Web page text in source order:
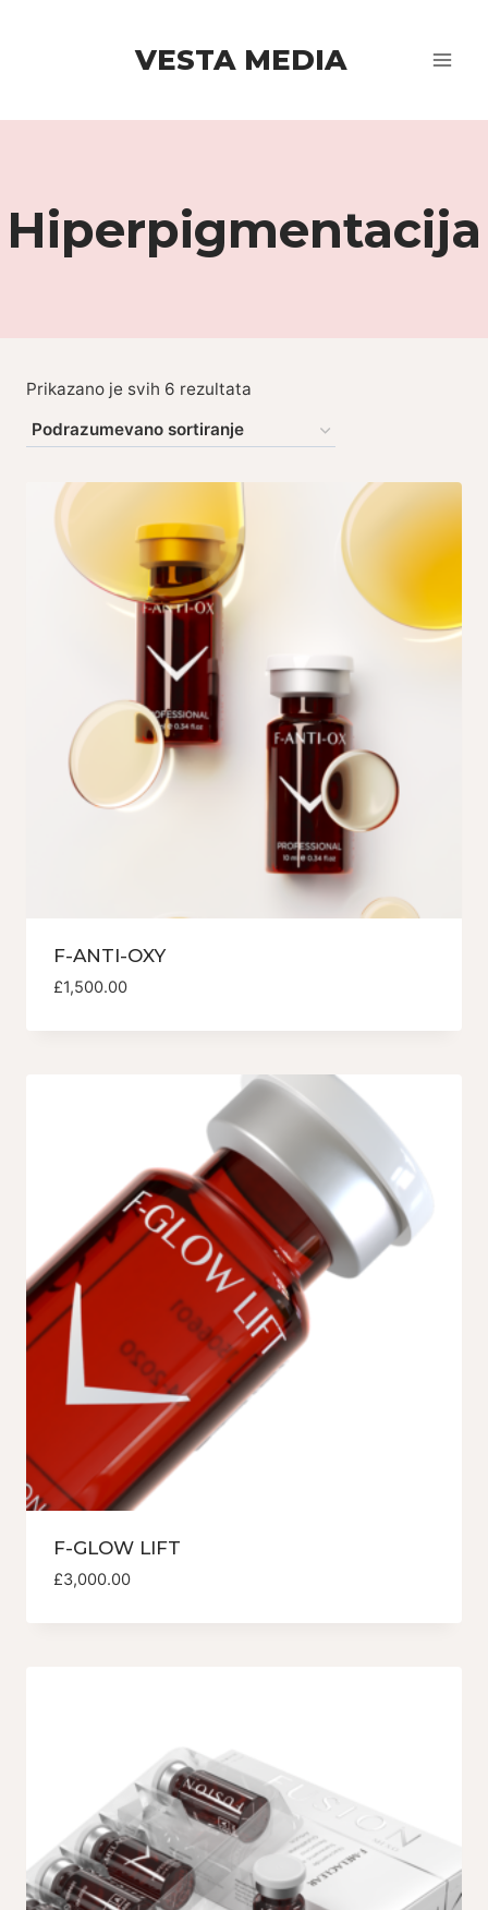
VESTA MEDIA
Hiperpigmentacija
Prikazano je svih 6 rezultata
F-ANTI-OXY
£1,500.00
F-GLOW LIFT
£3,000.00